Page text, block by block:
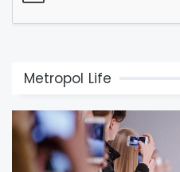
Metropol Life